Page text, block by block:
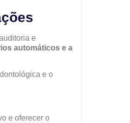
e
automáticos e a
e o
e oferecer o